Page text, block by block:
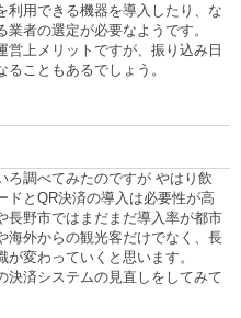
利用できる機器を導入したり、な
者の選定が必要なようです。
営上メリットですが、振り込み日
こともあるでしょう。
ろ調べてみたのですが やはり飲
ドとQR決済の導入は必要性が高
長野市ではまだまだ導入率が都市
海外からの観光客だけでなく、長
変わっていくと思います。
決済システムの見直しをしてみて